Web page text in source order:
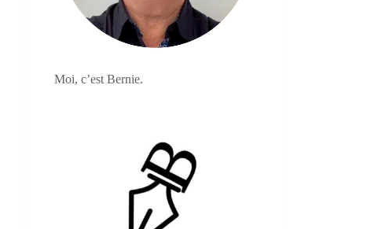
Moi, c’est Bernie.